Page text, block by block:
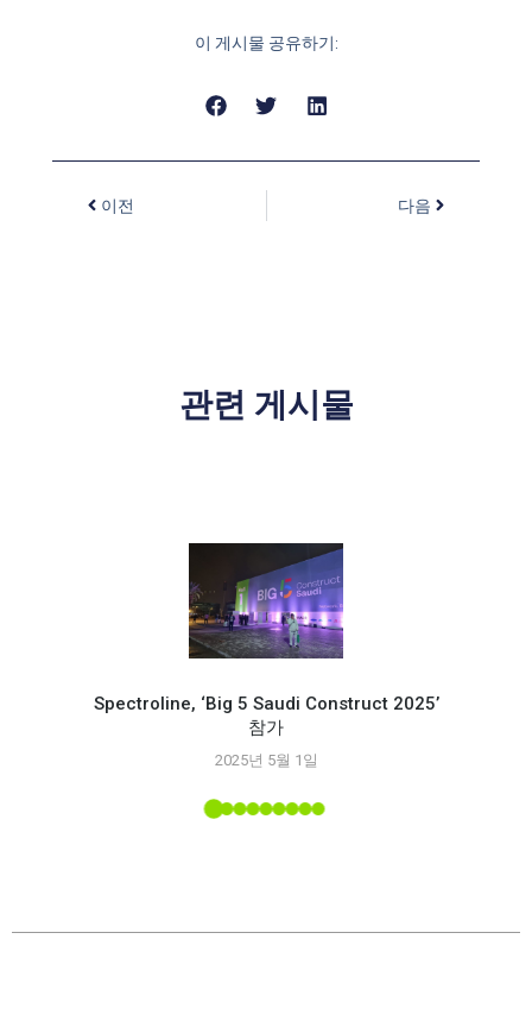
이 게시물 공유하기:
이전 다음
관련 게시물
Spectroline, ‘Big 5 Saudi Construct 2025’
참가
2025년 5월 1일